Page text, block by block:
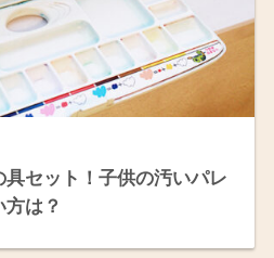
具セット！子供の汚いパレ
は？